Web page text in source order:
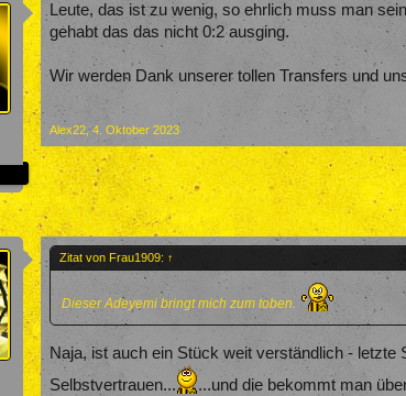
Leute, das ist zu wenig, so ehrlich muss man
gehabt das das nicht 0:2 ausging.
Wir werden Dank unserer tollen Transfers und
Alex22, 4. Oktober 2023
Zitat von Frau1909: ↑
Dieser Adeyemi bringt mich zum toben.
Naja, ist auch ein Stück weit verständlich -
Selbstvertrauen...
...und die bekommt man